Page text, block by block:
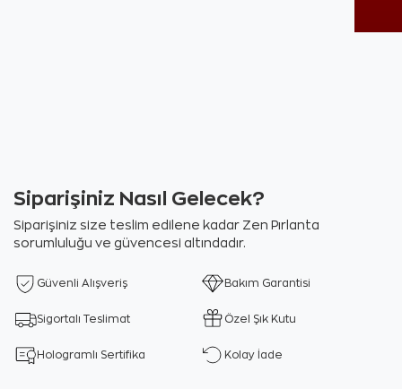
Siparişiniz Nasıl Gelecek?
Siparişiniz size teslim edilene kadar Zen Pırlanta
sorumluluğu ve güvencesi altındadır.
Güvenli Alışveriş Bakım Garantisi
Sigortalı Teslimat Özel Şık Kutu
Hologramlı Sertifika Kolay İade